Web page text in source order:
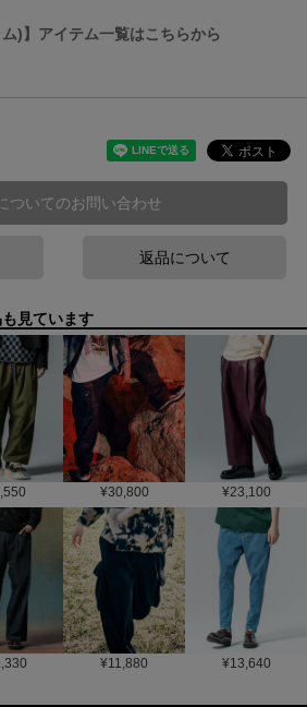
)】アイテム一覧はこちらから
ついてのお問い合わせ
返品について
見ています
¥30,800 ¥23,100
¥11,880 ¥13,640